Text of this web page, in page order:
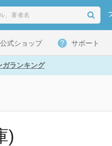
公式ショップ サポート
ガランキング
)